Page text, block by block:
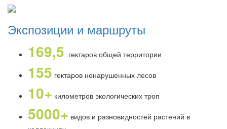
Экспозиции и маршруты
169,5 гектаров общей территории
155 гектаров ненарушенных лесов
10+ километров экологических троп
5000+ видов и разновидностей растений в